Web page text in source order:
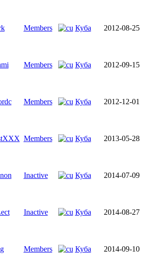
Members Куба 2012-08-25
Members Куба 2012-09-15
Members Куба 2012-12-01
Members Куба 2013-05-28
Inactive Куба 2014-07-09
Inactive Куба 2014-08-27
Members Куба 2014-09-10